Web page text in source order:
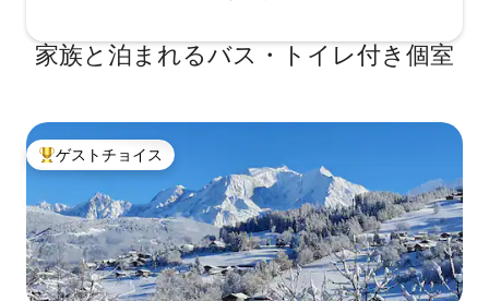
家族と泊まれるバス・トイレ付き個室
大好評のゲストチョイスです。
ゲストチョイス